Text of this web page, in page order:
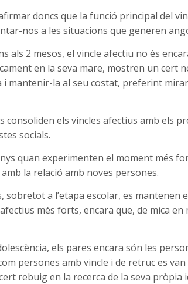
doncs que la funció principal del
nos a les situacions que generen
als 2 mesos, el vincle afectiu no és
en la seva mare, mostren un cert
mantenir-la al seu costat, preferint
consoliden els vincles afectius amb els
socials.
quan experimenten el moment més
la relació amb noves persones.
sobretot a l’etapa escolar, es mantenen
més forts, encara que, de mica
els pares encara són les
persones amb vincle i de retruc es
rebuig en la recerca de la seva pròpia